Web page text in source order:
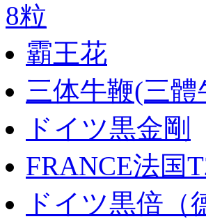
8粒
霸王花
三体牛鞭(三
ドイツ黒金剛
FRANCE法国
ドイツ黒倍（